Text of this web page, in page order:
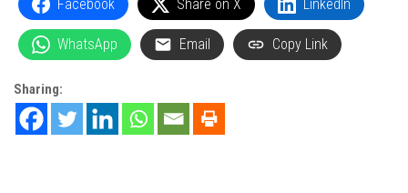
Facebook Share on X LinkedIn
WhatsApp Email Copy Link
Sharing: